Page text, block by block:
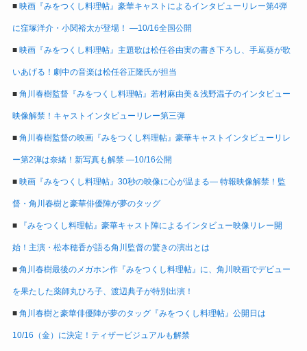
■ 映画『みをつくし料理帖』豪華キャストによるインタビューリレー第4弾
に窪塚洋介・小関裕太が登場！ ―10/16全国公開
■ 映画『みをつくし料理帖』主題歌は松任谷由実の書き下ろし、手嶌葵が歌
いあげる！劇中の音楽は松任谷正隆氏が担当
■ 角川春樹監督『みをつくし料理帖』若村麻由美＆浅野温子のインタビュー
映像解禁！キャストインタビューリレー第三弾
■ 角川春樹監督の映画『みをつくし料理帖』豪華キャストインタビューリレ
ー第2弾は奈緒！新写真も解禁 ―10/16公開
■ 映画『みをつくし料理帖』30秒の映像に心が温まる― 特報映像解禁！監
督・角川春樹と豪華俳優陣が夢のタッグ
■ 『みをつくし料理帖』豪華キャスト陣によるインタビュー映像リレー開
始！主演・松本穂香が語る角川監督の驚きの演出とは
■ 角川春樹最後のメガホン作『みをつくし料理帖』に、角川映画でデビュー
を果たした薬師丸ひろ子、渡辺典子が特別出演！
■ 角川春樹と豪華俳優陣が夢のタッグ『みをつくし料理帖』公開日は
10/16（金）に決定！ティザービジュアルも解禁